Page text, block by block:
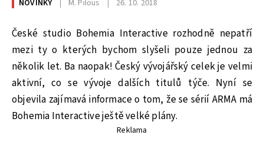
NOVINKY M. Pilous 26. 10. 2018
České studio Bohemia Interactive rozhodně nepatří
mezi ty o kterých bychom slyšeli pouze jednou za
několik let. Ba naopak! Český vývojářský celek je velmi
aktivní, co se vývoje dalších titulů týče. Nyní se
objevila zajímavá informace o tom, že se sérií ARMA má
Bohemia Interactive ještě velké plány.
Reklama